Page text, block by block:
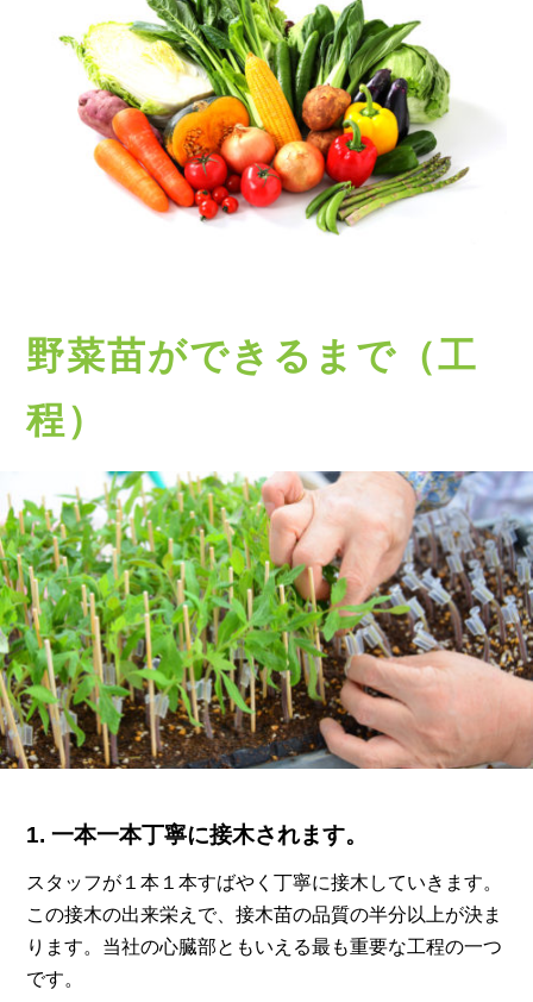
野菜苗ができるまで（工
程）
1. 一本一本丁寧に接木されます。
スタッフが１本１本すばやく丁寧に接木していきます。
この接木の出来栄えで、接木苗の品質の半分以上が決ま
ります。 当社の心臓部ともいえる最も重要な工程の一つ
です。